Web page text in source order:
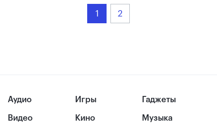
1 2
Аудио
Видео
Игры
Кино
Гаджеты
Музыка